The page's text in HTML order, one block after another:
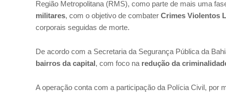
Região Metropolitana (RMS), como parte de mais uma
militares, com o objetivo de combater Crimes Violentos
corporais seguidas de morte.
De acordo com a Secretaria da Segurança Pública da
bairros da capital, com foco na redução da
A operação conta com a participação da Polícia Civil, por